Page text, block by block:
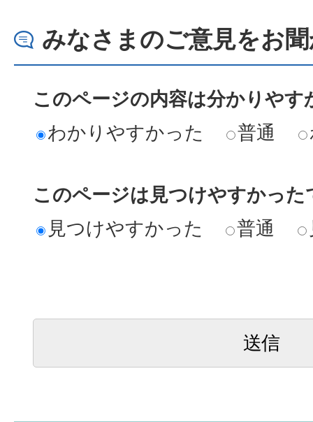
みなさまのご意見をお
このページの内容は分かりやす
わかりやすかった 普通
このページは見つけやすかった
見つけやすかった 普通